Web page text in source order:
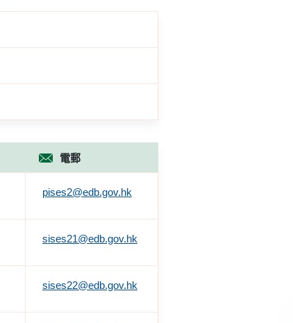
電郵
pises2@edb.gov.hk
sises21@edb.gov.hk
sises22@edb.gov.hk